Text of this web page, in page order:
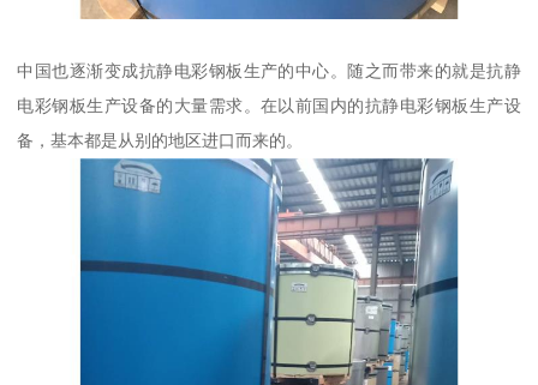
中国也逐渐变成抗静电彩钢板生产的中心。随之而带来的就是抗静
电彩钢板生产设备的大量需求。在以前国内的抗静电彩钢板生产设
备，基本都是从别的地区进口而来的。